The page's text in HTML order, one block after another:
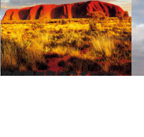
2014.4.11
迫力のパワースポット 先住民の聖地ウルル‒カタ・ジュタ
旅＆お出かけ